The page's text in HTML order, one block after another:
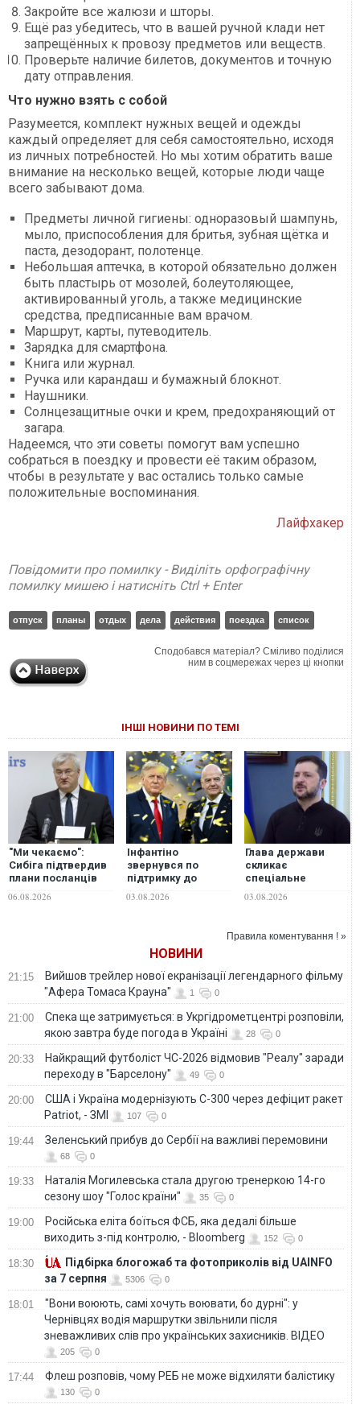
Закройте все жалюзи и шторы.
Ещё раз убедитесь, что в вашей ручной клади нет
запрещённых к провозу предметов или веществ.
Проверьте наличие билетов, документов и точную
дату отправления.
Что нужно взять с собой
Разумеется, комплект нужных вещей и одежды
каждый определяет для себя самостоятельно, исходя
из личных потребностей. Но мы хотим обратить ваше
внимание на несколько вещей, которые люди чаще
всего забывают дома.
Предметы личной гигиены: одноразовый шампунь,
мыло, приспособления для бритья, зубная щётка и
паста, дезодорант, полотенце.
Небольшая аптечка, в которой обязательно должен
быть пластырь от мозолей, болеутоляющее,
активированный уголь, а также медицинские
средства, предписанные вам врачом.
Маршрут, карты, путеводитель.
Зарядка для смартфона.
Книга или журнал.
Ручка или карандаш и бумажный блокнот.
Наушники.
Солнцезащитные очки и крем, предохраняющий от
загара.
Надеемся, что эти советы помогут вам успешно
собраться в поездку и провести её таким образом,
чтобы в результате у вас остались только самые
положительные воспоминания.
Лайфхакер
Повідомити про помилку - Виділіть орфографічну
помилку мишею і натисніть Ctrl + Enter
отпуск планы отдых дела действия поездка список
Сподобався матеріал? Сміливо поділися
ним в соцмережах через ці кнопки
ІНШІ НОВИНИ ПО ТЕМІ
"Ми чекаємо":
Сибіга підтвердив
плани посланців
Україну
06.08.2026
Інфантіно
звернувся по
підтримку до
провалу плану
03.08.2026
Глава держави
скликає
спеціальне
перевірятимуть
03.08.2026
Правила коментування ! »
НОВИНИ
21:15
Вийшов трейлер нової екранізації легендарного фільму
"Афера Томаса Крауна"
1 0
21:00
Спека ще затримується: в Укргідрометцентрі розповіли,
якою завтра буде погода в Україні
28 0
20:33
Найкращий футболіст ЧС-2026 відмовив "Реалу" заради
переходу в "Барселону"
49 0
20:00
США і Україна модернізують С-300 через дефіцит ракет
Patriot, - ЗМІ
107 0
19:44 Зеленський прибув до Сербії на важливі перемовини
68 0
19:33
Наталія Могилевська стала другою тренеркою 14-го
сезону шоу "Голос країни"
35 0
19:00
Російська еліта боїться ФСБ, яка дедалі більше
виходить з-під контролю, - Bloomberg
152 0
18:30
Підбірка блогожаб та фотоприколів від UAINFO
за 7 серпня
5306 0
18:01
"Вони воюють, самі хочуть воювати, бо дурні": у
Чернівцях водія маршрутки звільнили після
зневажливих слів про українських захисників. ВІДЕО
205 0
17:44 Флеш розповів, чому РЕБ не може відхиляти балістику
130 0